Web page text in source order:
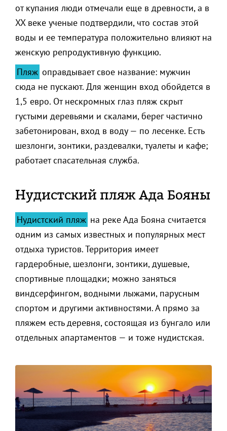
от купания люди отмечали еще в древности, а в
XX веке ученые подтвердили, что состав этой
воды и ее температура положительно влияют на
женскую репродуктивную функцию.
Пляж оправдывает свое название: мужчин
сюда не пускают. Для женщин вход обойдется в
1,5 евро. От нескромных глаз пляж скрыт
густыми деревьями и скалами, берег частично
забетонирован, вход в воду — по лесенке. Есть
шезлонги, зонтики, раздевалки, туалеты и кафе;
работает спасательная служба.
Нудистский пляж Ада Бояны
Нудистский пляж на реке Ада Бояна считается
одним из самых известных и популярных мест
отдыха туристов. Территория имеет
гардеробные, шезлонги, зонтики, душевые,
спортивные площадки; можно заняться
виндсерфингом, водными лыжами, парусным
спортом и другими активностями. А прямо за
пляжем есть деревня, состоящая из бунгало или
отдельных апартаментов — и тоже нудистская.